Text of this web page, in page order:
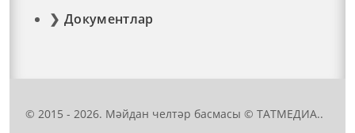
Документлар
© 2015 - 2026. Мәйдан челтәр басмасы © ТАТМЕДИА..